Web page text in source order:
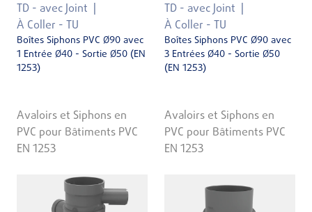
TD - avec Joint
À Coller - TU
Boîtes Siphons PVC Ø90 avec
1 Entrée Ø40 - Sortie Ø50 (EN
1253)
Avaloirs et Siphons en
PVC pour Bâtiments PVC
EN 1253
TD - avec Joint
À Coller - TU
Boîtes Siphons PVC Ø90 avec
3 Entrées Ø40 - Sortie Ø50
(EN 1253)
Avaloirs et Siphons en
PVC pour Bâtiments PVC
EN 1253